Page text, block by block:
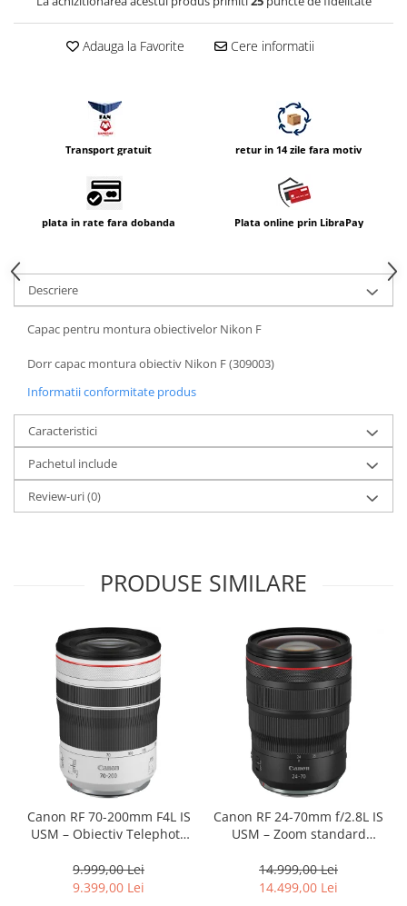
Accesorii diverseAdauga la Favorite Cere informatii
Transport gratuit retur in 14 zile fara motiv
plata in rate fara dobanda Plata online prin LibraPay
Descriere
Capac pentru montura obiectivelor Nikon F
Dorr capac montura obiectiv Nikon F (309003)
Informatii conformitate produs
Caracteristici
Pachetul include
Review-uri(0)
PRODUSE SIMILARE
Canon RF 70-200mm F4L IS
USM – Obiectiv Telephoto
9.999,00 Lei
9.399,00 Lei
Canon RF 24-70mm f/2.8L IS
USM – Zoom standard
14.999,00 Lei
14.499,00 Lei